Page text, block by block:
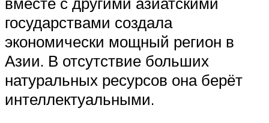
государствами создала
экономически мощный регион в
Азии. В отсутствие больших
натуральных ресурсов она берёт
интеллектуальными.